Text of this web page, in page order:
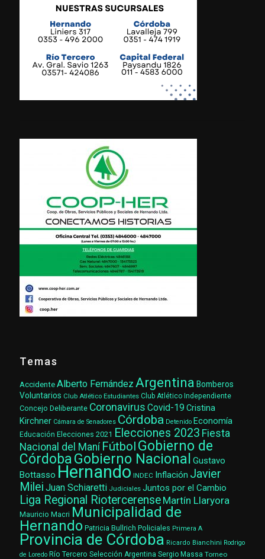
Temas
AccidenteAlberto Fernández Argentina Bomberos
Voluntarios Club Atlético Estudiantes Club Atlético Independiente
Concejo Deliberante Coronavirus Covid-19 Cristina
Kirchner Cámara de Senadores Córdoba Detenido Economía
Educación Elecciones 2021 Elecciones 2023 Fiesta
Nacional del Maní Fútbol Gobierno de
CórdobaGobierno Nacional Gustavo
Bottasso Hernando INDEC Inflación Javier
Milei Juan Schiaretti Judiciales Juntos por el Cambio
Liga Regional Riotercerense Martín Llaryora
Mauricio Macri Municipalidad de
Hernando Patricia Bullrich Policiales Primera A
Provincia de Córdoba Ricardo Bianchini Rodrigo
de Loredo Río Tercero Selección Argentina Sergio Massa Torneo